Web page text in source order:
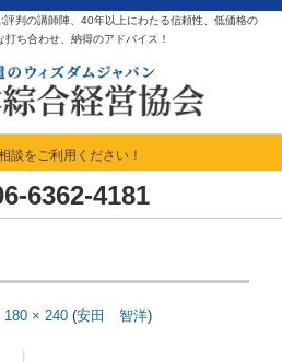
判の講師陣、40年以上にわたる信頼性、低価格の
ち合わせ、納得のアドバイス！
談をご利用ください！
6362-4181
180 × 240 (安田 智洋)